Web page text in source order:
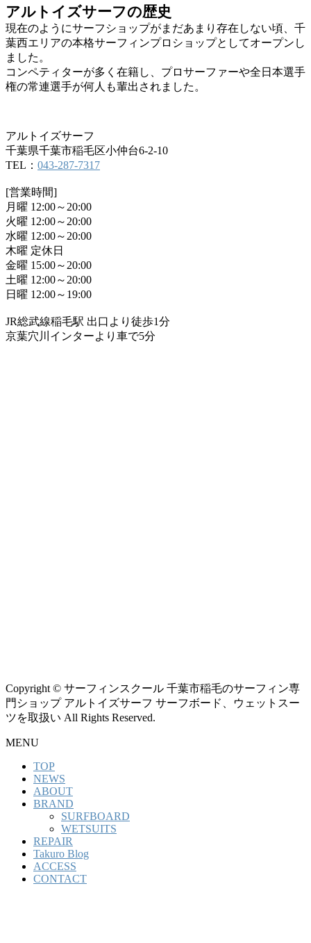
アルトイズサーフの歴史
現在のようにサーフショップがまだあまり存在しない頃、千
葉西エリアの本格サーフィンプロショップとしてオープンし
ました。
コンペティターが多く在籍し、プロサーファーや全日本選手
権の常連選手が何人も輩出されました。
アルトイズサーフ
千葉県千葉市稲毛区小仲台6-2-10
TEL： 043-287-7317
[営業時間]
月曜 12:00～20:00
火曜 12:00～20:00
水曜 12:00～20:00
木曜 定休日
金曜 15:00～20:00
土曜 12:00～20:00
日曜 12:00～19:00
JR総武線稲毛駅 出口より徒歩1分
京葉穴川インターより車で5分
Copyright © サーフィンスクール 千葉市稲毛のサーフィン専
門ショップ アルトイズサーフ サーフボード、ウェットスー
ツを取扱い All Rights Reserved.
MENU
TOP
NEWS
ABOUT
BRAND
SURFBOARD
WETSUITS
REPAIR
Takuro Blog
ACCESS
CONTACT